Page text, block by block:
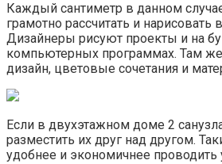
Каждый сантиметр в данном
грамотно рассчитать и нарисовать
Дизайнеры рисуют проекты и на
компьютерных программах. Там
дизайн, цветовые сочетания и
Если в двухэтажном доме 2
разместить их друг над другом.
удобнее и экономичнее проводить